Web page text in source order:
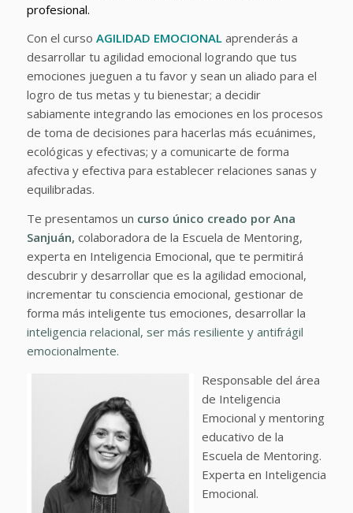
profesional.
Con el curso AGILIDAD EMOCIONALaprenderás a
desarrollar tu agilidad emocional logrando que tus
emociones jueguen a tu favor y sean un aliado para el
logro de tus metas y tu bienestar; a decidir
sabiamente integrando las emociones en los procesos
de toma de decisiones para hacerlas más ecuánimes,
ecológicas y efectivas; y a comunicarte de forma
afectiva y efectiva para establecer relaciones sanas y
equilibradas.
Te presentamos un curso único creado por Ana
Sanjuán, colaboradora de la Escuela de Mentoring,
experta en Inteligencia Emocional, que te permitirá
descubrir y desarrollar que es la agilidad emocional,
incrementar tu consciencia emocional, gestionar de
forma más inteligente tus emociones, desarrollar la
inteligencia relacional, ser más resiliente y antifrágil
emocionalmente.
Responsable del área
de Inteligencia
Emocional y mentoring
educativo de la
Escuela de Mentoring.
Experta en Inteligencia
Emocional.